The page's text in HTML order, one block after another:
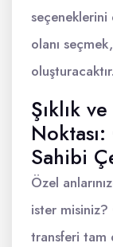
seçeneklerini
olanı
oluşturacaktır.
Şıklık
Sahibi
Özel
ister
transferi tam